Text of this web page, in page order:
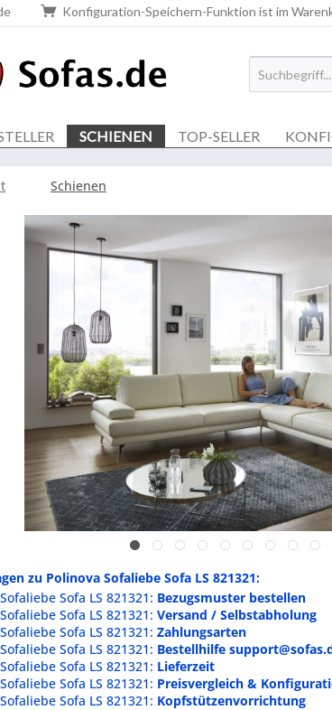
Konfiguration-Speichern-Funktion ist im
SCHIENEN TOP-SELLER
Schienen
zu Polinova Sofaliebe Sofa LS 821321:
Sofa LS 821321: Bezugsmuster bestellen
Sofa LS 821321: Versand / Selbstabholung
Sofa LS 821321: Zahlungsarten
Sofa LS 821321: Bestellhilfe
Sofa LS 821321: Lieferzeit
Sofa LS 821321: Preisvergleich &
Sofa LS 821321: Kopfstützenvorrichtung